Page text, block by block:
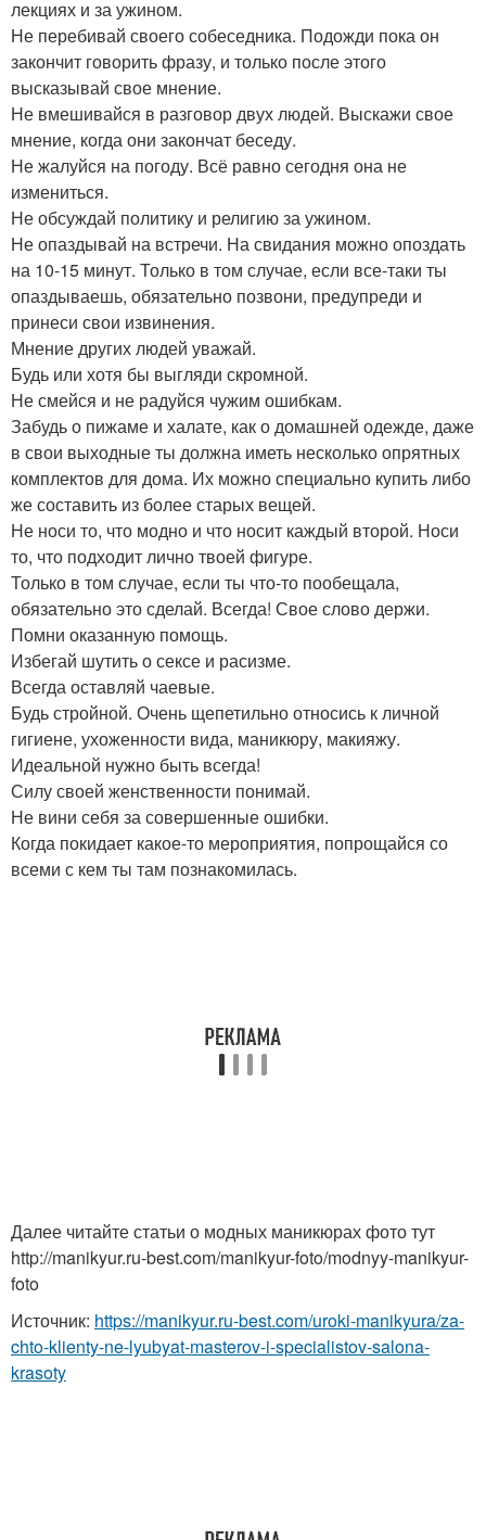
лекциях и за ужином.
Не перебивай своего собеседника. Подожди пока он
закончит говорить фразу, и только после этого
высказывай свое мнение.
Не вмешивайся в разговор двух людей. Выскажи свое
мнение, когда они закончат беседу.
Не жалуйся на погоду. Всё равно сегодня она не
измениться.
Не обсуждай политику и религию за ужином.
Не опаздывай на встречи. На свидания можно опоздать
на 10-15 минут. Только в том случае, если все-таки ты
опаздываешь, обязательно позвони, предупреди и
принеси свои извинения.
Мнение других людей уважай.
Будь или хотя бы выгляди скромной.
Не смейся и не радуйся чужим ошибкам.
Забудь о пижаме и халате, как о домашней одежде, даже
в свои выходные ты должна иметь несколько опрятных
комплектов для дома. Их можно специально купить либо
же составить из более старых вещей.
Не носи то, что модно и что носит каждый второй. Носи
то, что подходит лично твоей фигуре.
Только в том случае, если ты что-то пообещала,
обязательно это сделай. Всегда! Свое слово держи.
Помни оказанную помощь.
Избегай шутить о сексе и расизме.
Всегда оставляй чаевые.
Будь стройной. Очень щепетильно относись к личной
гигиене, ухоженности вида, маникюру, макияжу.
Идеальной нужно быть всегда!
Силу своей женственности понимай.
Не вини себя за совершенные ошибки.
Когда покидает какое-то мероприятия, попрощайся со
всеми с кем ты там познакомилась.
Далее читайте статьи о модных маникюрах фото тут
http://manikyur.ru-best.com/manikyur-foto/modnyy-manikyur-
foto
Источник: https://manikyur.ru-best.com/uroki-manikyura/za-
chto-klienty-ne-lyubyat-masterov-i-specialistov-salona-
krasoty